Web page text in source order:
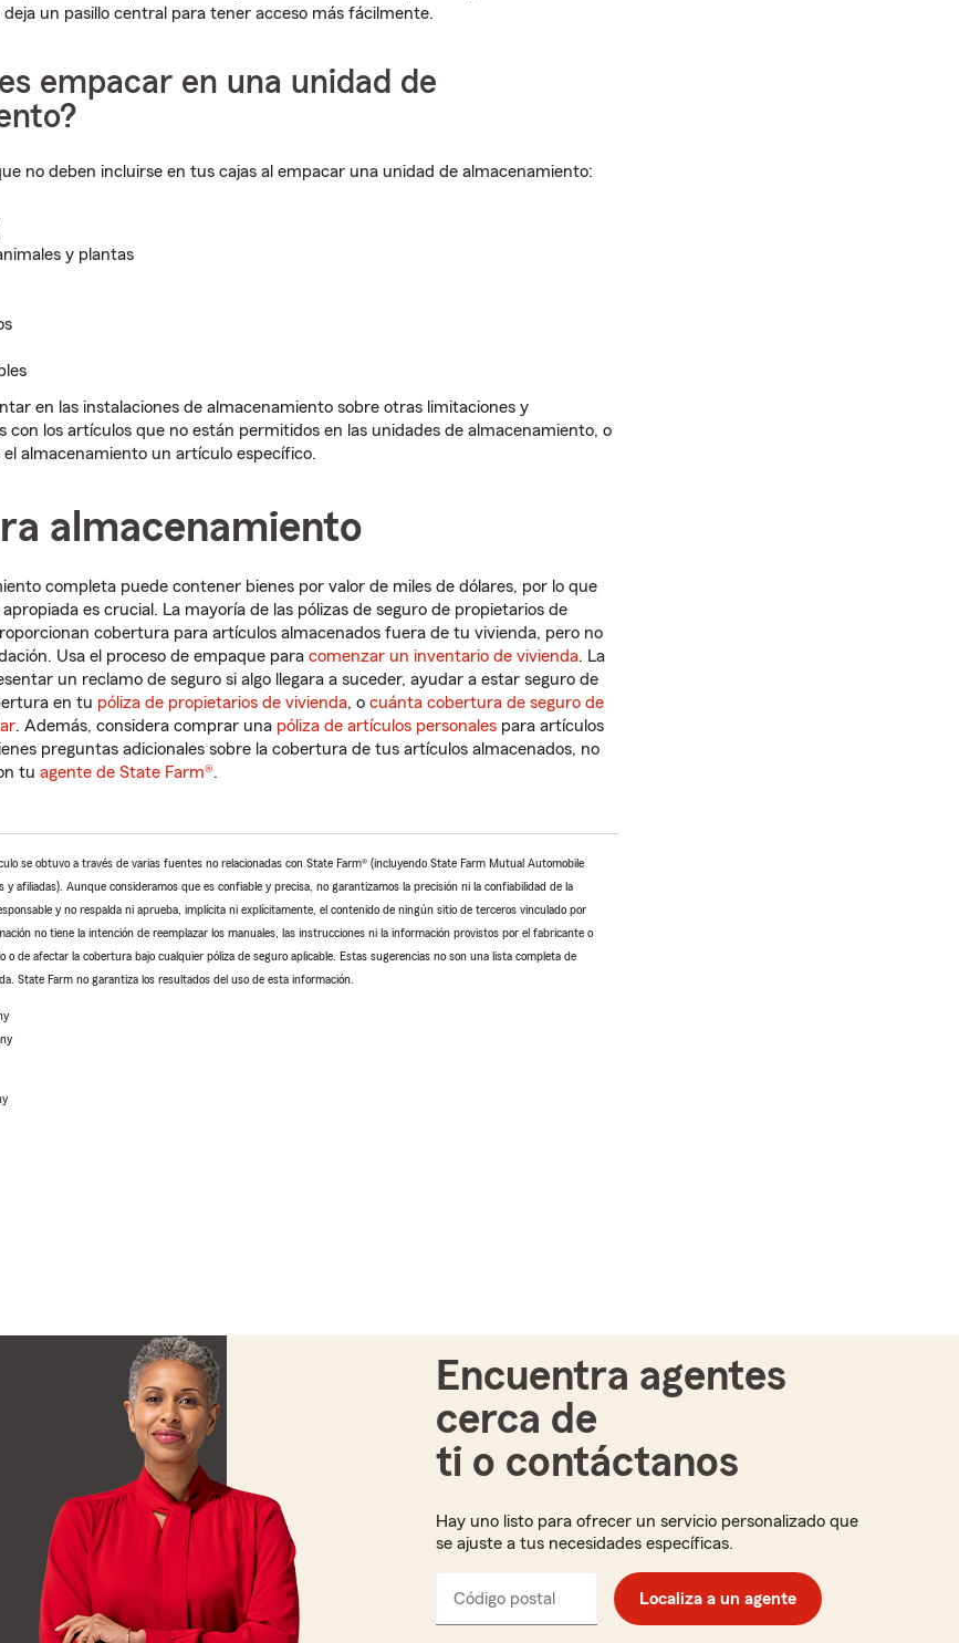
deja un pasillo central para tener acceso más fácilmente.
empacar en una unidad de
no deben incluirse en tus cajas al empacar una unidad de almacenamiento:
y plantas
en las instalaciones de almacenamiento sobre otras limitaciones y
con los artículos que no están permitidos en las unidades de almacenamiento, o
el almacenamiento un artículo específico.
almacenamiento
completa puede contener bienes por valor de miles de dólares, por lo que
es crucial. La mayoría de las pólizas de seguro de propietarios de
cobertura para artículos almacenados fuera de tu vivienda, pero no
Usa el proceso de empaque para comenzar un inventario de vivienda. La
un reclamo de seguro si algo llegara a suceder, ayudar a estar seguro de
en tu póliza de propietarios de vivienda, o cuánta cobertura de seguro de
. Además, considera comprar una póliza de artículos personales para artículos
preguntas adicionales sobre la cobertura de tus artículos almacenados, no
tu agente de State Farm®.
se obtuvo a través de varias fuentes no relacionadas con State Farm® (incluyendo State Farm Mutual Automobile
afiliadas). Aunque consideramos que es confiable y precisa, no garantizamos la precisión ni la confiabilidad de la
y no respalda ni aprueba, implícita ni explícitamente, el contenido de ningún sitio de terceros vinculado por
no tiene la intención de reemplazar los manuales, las instrucciones ni la información provistos por el fabricante o
o de afectar la cobertura bajo cualquier póliza de seguro aplicable. Estas sugerencias no son una lista completa de
State Farm no garantiza los resultados del uso de esta información.
Encuentra agentes
cerca de
ti o contáctanos
Hay uno listo para ofrecer un servicio personalizado que
se ajuste a tus necesidades específicas.
Código postal Localiza a un agente